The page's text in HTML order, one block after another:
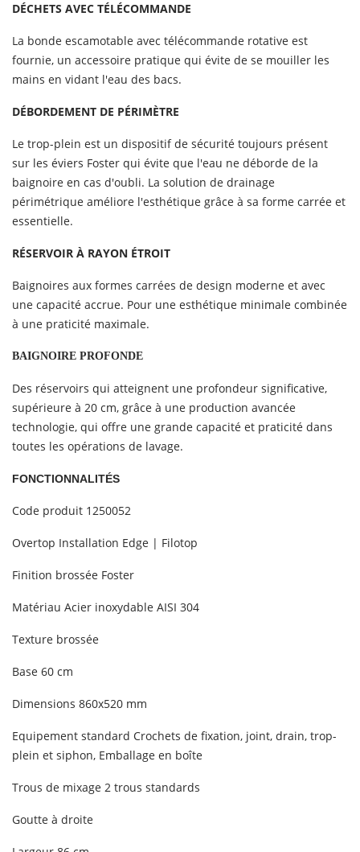
DÉCHETS AVEC TÉLÉCOMMANDE
La bonde escamotable avec télécommande rotative est
fournie, un accessoire pratique qui évite de se mouiller les
mains en vidant l'eau des bacs.
DÉBORDEMENT DE PÉRIMÈTRE
Le trop-plein est un dispositif de sécurité toujours présent
sur les éviers Foster qui évite que l'eau ne déborde de la
baignoire en cas d'oubli. La solution de drainage
périmétrique améliore l'esthétique grâce à sa forme carrée et
essentielle.
RÉSERVOIR À RAYON ÉTROIT
Baignoires aux formes carrées de design moderne et avec
une capacité accrue. Pour une esthétique minimale combinée
à une praticité maximale.
BAIGNOIRE PROFONDE
Des réservoirs qui atteignent une profondeur significative,
supérieure à 20 cm, grâce à une production avancée
technologie, qui offre une grande capacité et praticité dans
toutes les opérations de lavage.
FONCTIONNALITÉS
Code produit 1250052
Overtop Installation Edge | Filotop
Finition brossée Foster
Matériau Acier inoxydable AISI 304
Texture brossée
Base 60 cm
Dimensions 860x520 mm
Equipement standard Crochets de fixation, joint, drain, trop-
plein et siphon, Emballage en boîte
Trous de mixage 2 trous standards
Goutte à droite